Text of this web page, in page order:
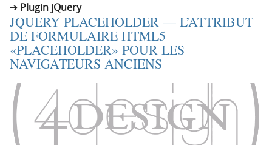
Plugin jQuery
JQUERY PLACEHOLDER — L’ATTRIBUT
DE FORMULAIRE HTML5
«PLACEHOLDER» POUR LES
NAVIGATEURS ANCIENS